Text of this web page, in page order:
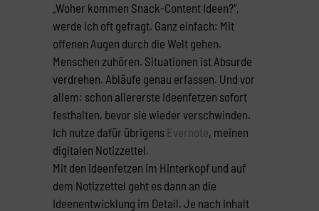
„Woher kommen Snack-Content Ideen?“,
werde ich oft gefragt. Ganz einfach: Mit
offenen Augen durch die Welt gehen.
Menschen zuhören. Situationen ist Absurde
verdrehen. Abläufe genau erfassen. Und vor
allem: schon allererste Ideenfetzen sofort
festhalten, bevor sie wieder verschwinden.
Ich nutze dafür übrigens Evernote, meinen
digitalen Notizzettel.
Mit den Ideenfetzen im Hinterkopf und auf
dem Notizzettel geht es dann an die
Ideenentwicklung im Detail. Je nach Inhalt